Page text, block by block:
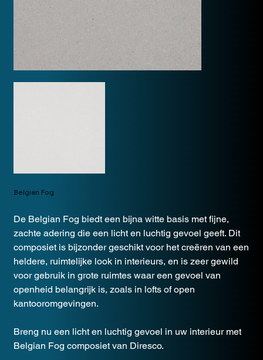
Belgian Fog
De Belgian Fog biedt een bijna witte basis met fijne,
zachte adering die een licht en luchtig gevoel geeft. Dit
composiet is bijzonder geschikt voor het creëren van een
heldere, ruimtelijke look in interieurs, en is zeer gewild
voor gebruik in grote ruimtes waar een gevoel van
openheid belangrijk is, zoals in lofts of open
kantooromgevingen.
Breng nu een licht en luchtig gevoel in uw interieur met
Belgian Fog composiet van Diresco.